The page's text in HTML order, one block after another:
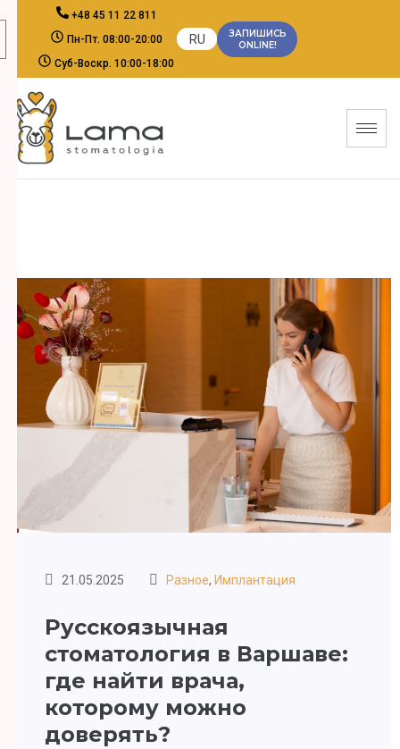
+48 45 11 22 811
Пн-Пт. 08:00-20:00
Cуб-Воскр. 10:00-18:00
ЗАПИШИСЬ
ONLINE!
RU
21.05.2025 Разное, Имплантация
Русскоязычная
стоматология в Варшаве:
где найти врача,
которому можно
доверять?